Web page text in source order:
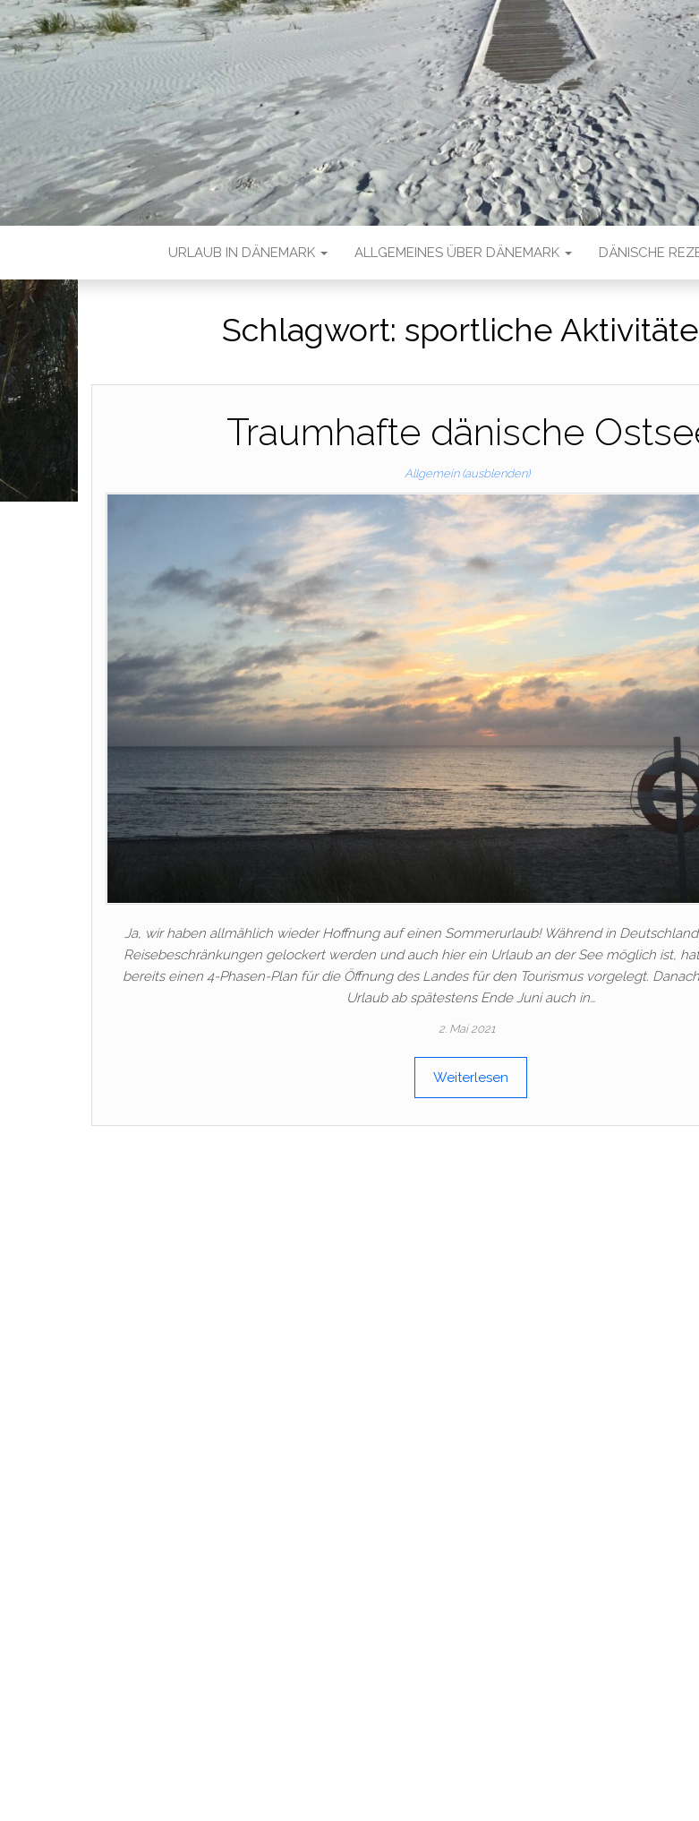
URLAUB IN DÄNEMARK ALLGEMEINES ÜBER DÄNEMARK DÄNISCHE
Schlagwort: sportliche
Traumhafte dänische
Allgemein (ausblenden)
Ja, wir haben allmählich wieder Hoffnung auf einen Sommerurlaub! Während in
Reisebeschränkungen gelockert werden und auch hier ein Urlaub an der See möglich ist,
bereits einen 4-Phasen-Plan für die Öffnung des Landes für den Tourismus vorgelegt.
Urlaub ab spätestens Ende Juni auch in…
2. Mai 2021
Weiterlesen